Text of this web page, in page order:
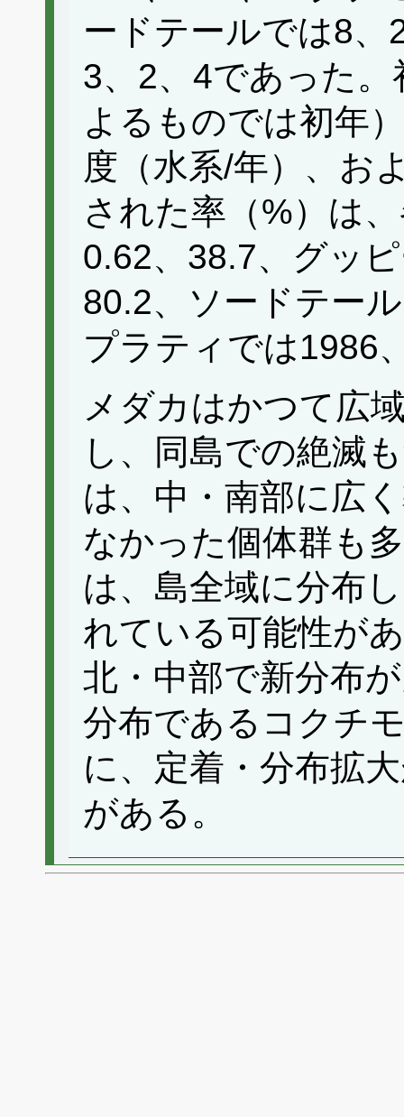
ードテールでは8
3、2、4であった
よるものでは初年
度（水系/年）、お
された率（%）は
0.62、38.7、グッ
80.2、ソードテー
プラティでは1986
メダカはかつて広
し、同島での絶滅
は、中・南部に広
なかった個体群も
は、島全域に分布
れている可能性が
北・中部で新分布
分布であるコクチ
に、定着・分布拡
がある。